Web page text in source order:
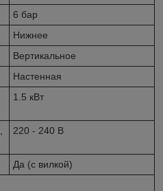
6 бар
Нижнее
Вертикальное
Настенная
1.5 кВт
220 - 240 В
Да (с вилкой)